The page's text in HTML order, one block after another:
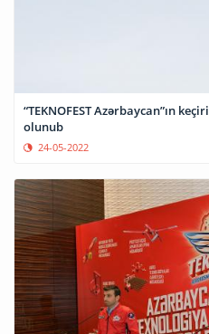
“TEKNOFEST Azərbaycan”ın
olunub
24-05-2022